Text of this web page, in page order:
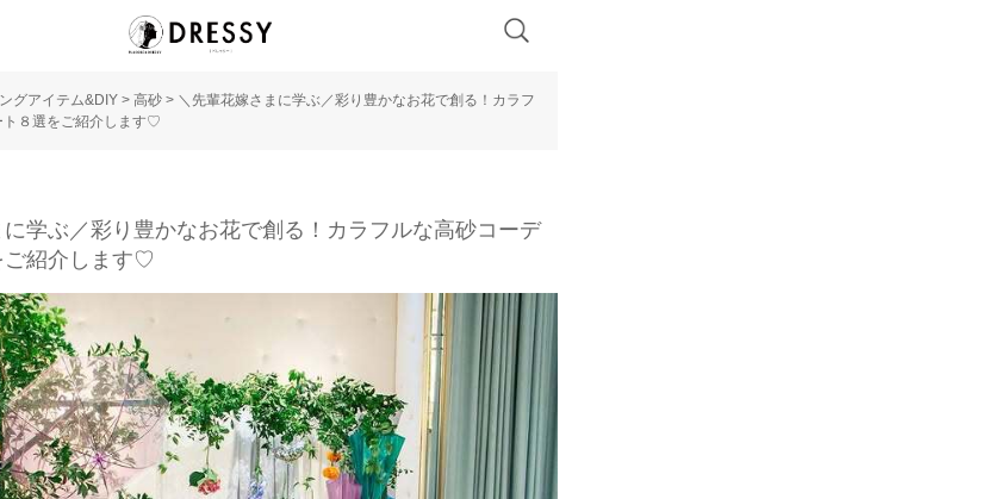
グアイテム&DIY > 高砂 > ＼先輩花嫁さまに学ぶ／彩り豊かなお花で創る！カラフ
ト８選をご紹介します♡
学ぶ／彩り豊かなお花で創る！カラフルな高砂コーデ
ご紹介します♡